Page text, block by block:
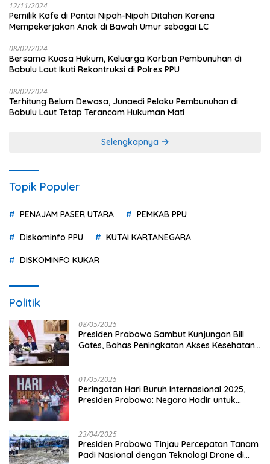
12/11/2024
Pemilik Kafe di Pantai Nipah-Nipah Ditahan Karena
Mempekerjakan Anak di Bawah Umur sebagai LC
08/02/2024
Bersama Kuasa Hukum, Keluarga Korban Pembunuhan di
Babulu Laut Ikuti Rekontruksi di Polres PPU
08/02/2024
Terhitung Belum Dewasa, Junaedi Pelaku Pembunuhan di
Babulu Laut Tetap Terancam Hukuman Mati
Selengkapnya
Topik Populer
PENAJAM PASER UTARA PEMKAB PPU
Diskominfo PPU KUTAI KARTANEGARA
DISKOMINFO KUKAR
Politik
08/05/2025
Presiden Prabowo Sambut Kunjungan Bill
Gates, Bahas Peningkatan Akses Kesehatan
01/05/2025
Peringatan Hari Buruh Internasional 2025,
Presiden Prabowo: Negara Hadir untuk
23/04/2025
Presiden Prabowo Tinjau Percepatan Tanam
Padi Nasional dengan Teknologi Drone di